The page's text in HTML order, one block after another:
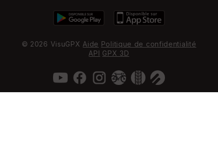
© 2026 VisuGPX Aide Politique de confidentialité
API GPX 3D